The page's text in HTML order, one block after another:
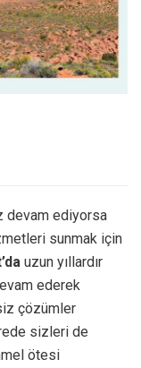
devam ediyorsa
sunmak için
uzun yıllardır
ederek
çözümler
sizleri de
ötesi